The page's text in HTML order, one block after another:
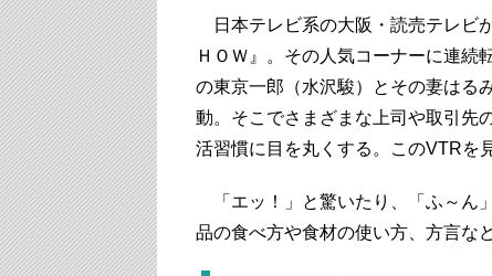
日本テレビ系の大阪・読売テレビ
ＨＯＷ』。その人気コーナーに連
の東京一郎（水沢駿）とその妻はる
動。そこでさまざまな上司や取引先
活習慣に目を丸くする。このVTRを
「エッ！」と驚いたり、「ふ～ん
品の食べ方や食材の使い方、方言な